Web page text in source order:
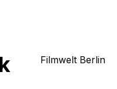
Filmwelt Berlin